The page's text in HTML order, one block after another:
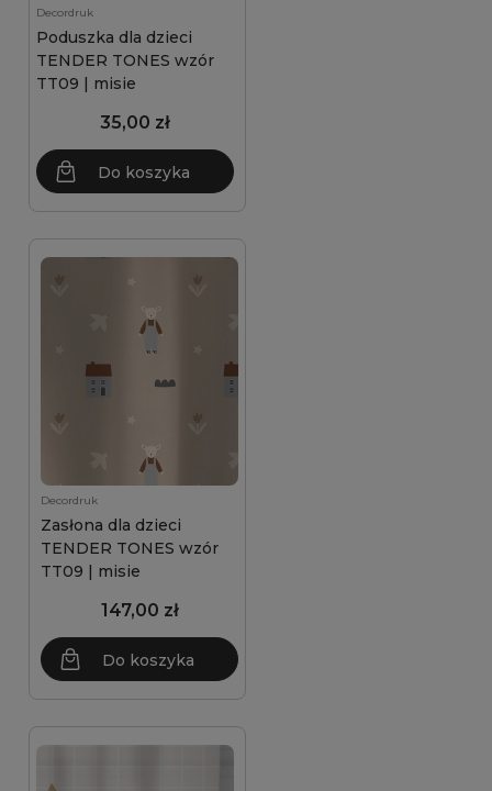
Decordruk
Poduszka dla dzieci
TENDER TONES wzór
TT09 | misie
35,00 zł
Do koszyka
Decordruk
Zasłona dla dzieci
TENDER TONES wzór
TT09 | misie
147,00 zł
Do koszyka